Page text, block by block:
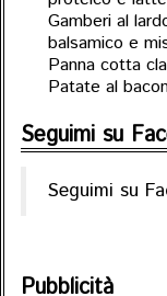
Gamberi al
balsamico e
Panna cotta
Patate al
Seguimi su
Seguimi su
Pubblicità